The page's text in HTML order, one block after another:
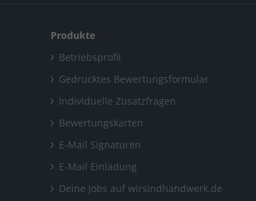
Produkte
Betriebsprofil
Gedrucktes Bewertungsformular
Individuelle Zusatzfragen
Bewertungskarten
E-Mail Signaturen
E-Mail Einladung
Deine Jobs auf wirsindhandwerk.de